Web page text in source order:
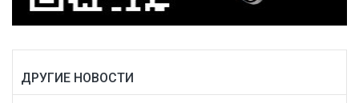
ДРУГИЕ НОВОСТИ